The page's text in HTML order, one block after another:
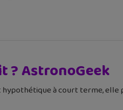
? AstronoGeek
à court terme,